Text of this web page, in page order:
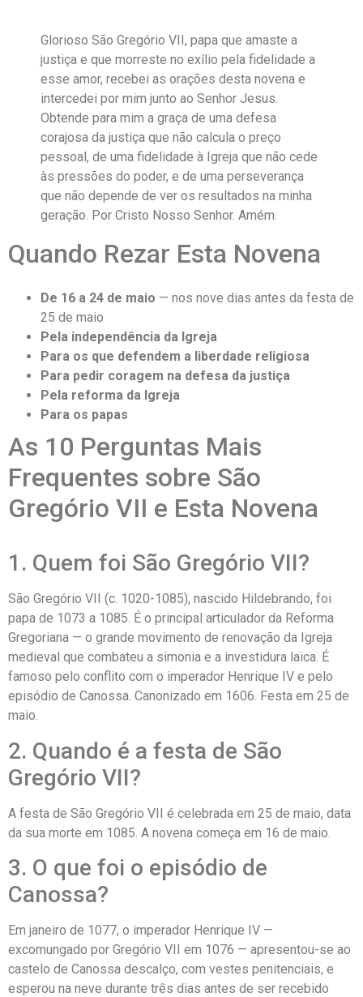
Glorioso São Gregório VII, papa que amaste a
justiça e que morreste no exílio pela fidelidade a
esse amor, recebei as orações desta novena e
intercedei por mim junto ao Senhor Jesus.
Obtende para mim a graça de uma defesa
corajosa da justiça que não calcula o preço
pessoal, de uma fidelidade à Igreja que não cede
às pressões do poder, e de uma perseverança
que não depende de ver os resultados na minha
geração. Por Cristo Nosso Senhor. Amém.
Quando Rezar Esta Novena
De 16 a 24 de maio — nos nove dias antes da festa de
25 de maio
Pela independência da Igreja
Para os que defendem a liberdade religiosa
Para pedir coragem na defesa da justiça
Pela reforma da Igreja
Para os papas
As 10 Perguntas Mais
Frequentes sobre São
Gregório VII e Esta Novena
1. Quem foi São Gregório VII?
São Gregório VII (c. 1020-1085), nascido Hildebrando, foi
papa de 1073 a 1085. É o principal articulador da Reforma
Gregoriana — o grande movimento de renovação da Igreja
medieval que combateu a simonia e a investidura laica. É
famoso pelo conflito com o imperador Henrique IV e pelo
episódio de Canossa. Canonizado em 1606. Festa em 25 de
maio.
2. Quando é a festa de São
Gregório VII?
A festa de São Gregório VII é celebrada em 25 de maio, data
da sua morte em 1085. A novena começa em 16 de maio.
3. O que foi o episódio de
Canossa?
Em janeiro de 1077, o imperador Henrique IV —
excomungado por Gregório VII em 1076 — apresentou-se ao
castelo de Canossa descalço, com vestes penitenciais, e
esperou na neve durante três dias antes de ser recebido